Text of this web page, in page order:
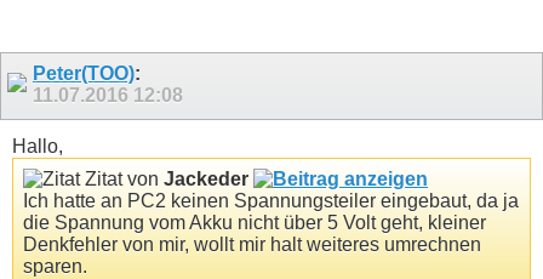
Peter(TOO):
11.07.2016 12:08
Hallo,
Zitat von Jackeder
Ich hatte an PC2 keinen Spannungsteiler eingebaut, da ja
die Spannung vom Akku nicht über 5 Volt geht, kleiner
Denkfehler von mir, wollt mir halt weiteres umrechnen
sparen.